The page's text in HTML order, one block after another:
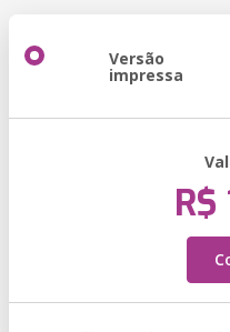
Versão
impressa
R$